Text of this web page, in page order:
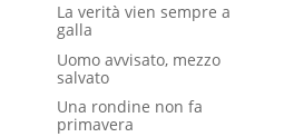
La verità vien sempre a
galla
Uomo avvisato, mezzo
salvato
Una rondine non fa
primavera